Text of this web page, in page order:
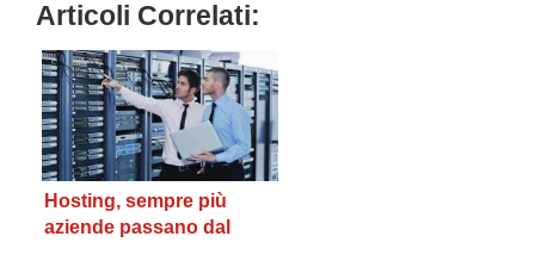
Articoli Correlati:
Hosting, sempre più
aziende passano dal